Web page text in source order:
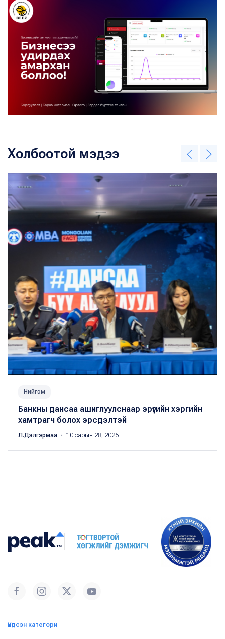
Холбоотой мэдээ
Нийгэм
Банкны дансаа ашиглуулснаар эрүүгийн хэргийн
хамтрагч болох эрсдэлтэй
Л.Дэлгэрмаа ・ 10 сарын 28, 2025
Үндсэн категори